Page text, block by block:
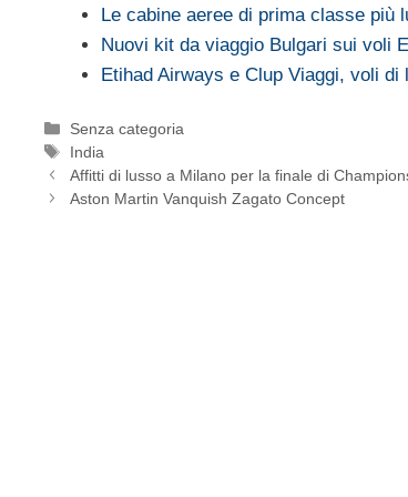
Le cabine aeree di prima classe più
Nuovi kit da viaggio Bulgari sui voli
Etihad Airways e Clup Viaggi, voli di
Categorie
Senza categoria
Tag
India
Affitti di lusso a Milano per la finale di
Aston Martin Vanquish Zagato Concept